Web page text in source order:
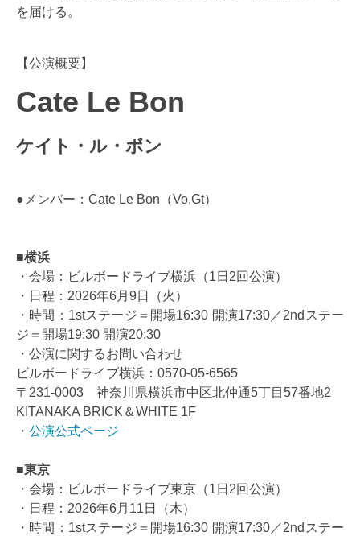
を届ける。
【公演概要】
Cate Le Bon
ケイト・ル・ボン
●メンバー：Cate Le Bon（Vo,Gt）
■横浜
・会場：ビルボードライブ横浜（1日2回公演）
・日程：2026年6月9日（火）
・時間：1stステージ＝開場16:30 開演17:30／2ndステー
ジ＝開場19:30 開演20:30
・公演に関するお問い合わせ
ビルボードライブ横浜：0570-05-6565
〒231-0003 神奈川県横浜市中区北仲通5丁目57番地2
KITANAKA BRICK＆WHITE 1F
・ 公演公式ページ
■東京
・会場：ビルボードライブ東京（1日2回公演）
・日程：2026年6月11日（木）
・時間：1stステージ＝開場16:30 開演17:30／2ndステー